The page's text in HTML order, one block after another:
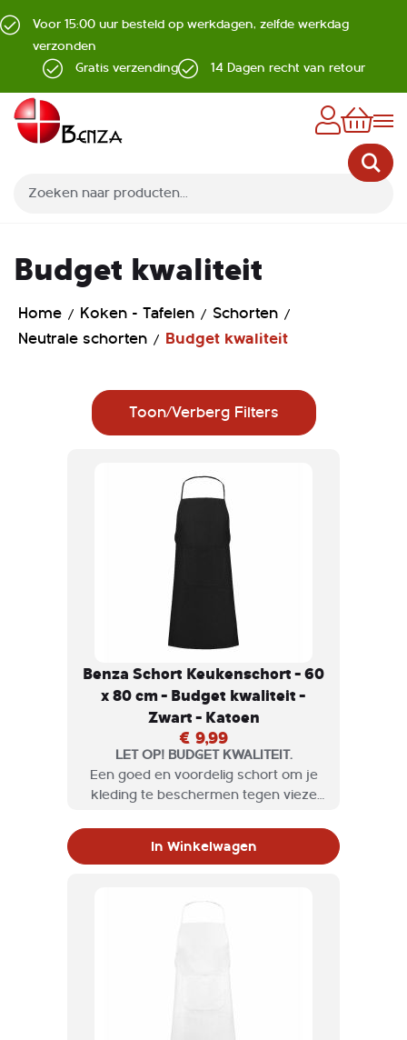
Voor 15:00 uur besteld op werkdagen, zelfde werkdag
verzonden
Gratis verzending
14 Dagen recht van retour
Budget kwaliteit
Home Koken - Tafelen
Schorten
Neutrale schorten
Budget kwaliteit
Toon/Verberg Filters
Benza Schort Keukenschort - 60
x 80 cm - Budget kwaliteit -
Zwart - Katoen
€ 9,99
LET OP! BUDGET KWALITEIT.
Een goed en voordelig schort om je
kleding te beschermen tegen vieze
In Winkelwagen